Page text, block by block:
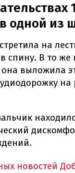
одной из
на
спину. В то
выложила
на
новостей